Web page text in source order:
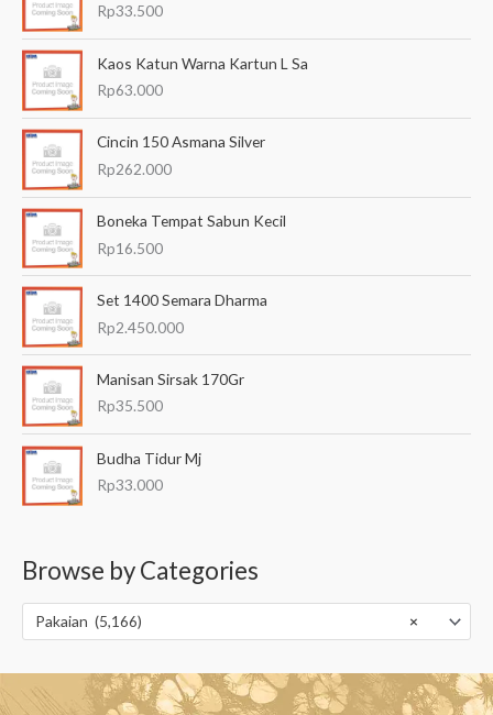
Rp33.500
Kaos Katun Warna Kartun L Sa
Rp63.000
Cincin 150 Asmana Silver
Rp262.000
Boneka Tempat Sabun Kecil
Rp16.500
Set 1400 Semara Dharma
Rp2.450.000
Manisan Sirsak 170Gr
Rp35.500
Budha Tidur Mj
Rp33.000
Browse by Categories
×
Pakaian (5,166)